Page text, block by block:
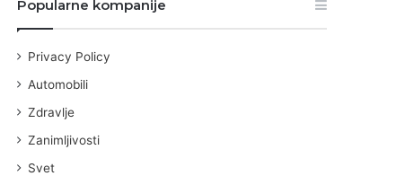
Popularne kompanije
Privacy Policy
Automobili
Zdravlje
Zanimljivosti
Svet